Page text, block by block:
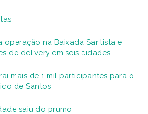
operação na Baixada Santista e
de delivery em seis cidades
mais de 1 mil participantes para o
de Santos
saiu do prumo